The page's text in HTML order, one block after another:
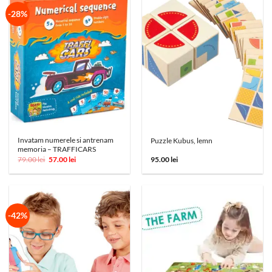
-28%
Invatam numerele si antrenam
memoria – TRAFFICARS
79.00lei Prețul
a
57.00leiPrețul
este:
Puzzle Kubus, lemn
95.00lei
-42%